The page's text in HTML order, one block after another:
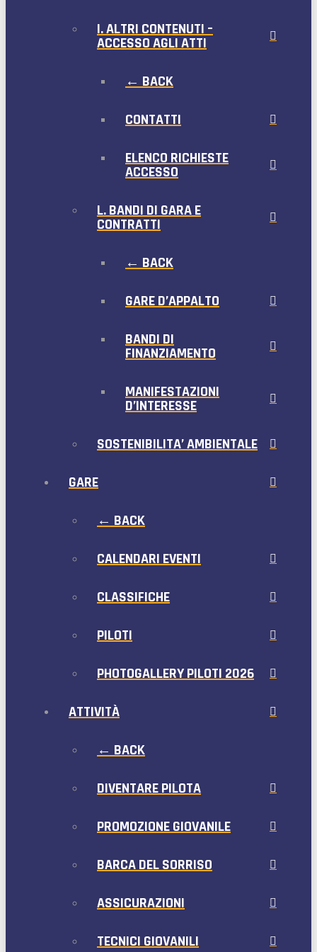
I. ALTRI CONTENUTI –
ACCESSO AGLI ATTI
← BACK
CONTATTI
ELENCO RICHIESTE
ACCESSO
L. BANDI DI GARA E
CONTRATTI
← BACK
GARE D’APPALTO
BANDI DI
FINANZIAMENTO
MANIFESTAZIONI
D’INTERESSE
SOSTENIBILITA’ AMBIENTALE
GARE
← BACK
CALENDARI EVENTI
CLASSIFICHE
PILOTI
PHOTOGALLERY PILOTI 2026
ATTIVITÀ
← BACK
DIVENTARE PILOTA
PROMOZIONE GIOVANILE
BARCA DEL SORRISO
ASSICURAZIONI
TECNICI GIOVANILI